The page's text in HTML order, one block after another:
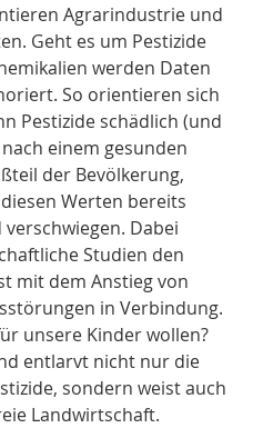
Agrarindustrie und
Geht es um Pestizide
werden Daten
So orientieren sich
Pestizide schädlich (und
einem gesunden
der Bevölkerung,
Werten bereits
Dabei
Studien den
mit dem Anstieg von
in Verbindung.
unsere Kinder wollen?
entlarvt nicht nur die
sondern weist auch
Landwirtschaft.